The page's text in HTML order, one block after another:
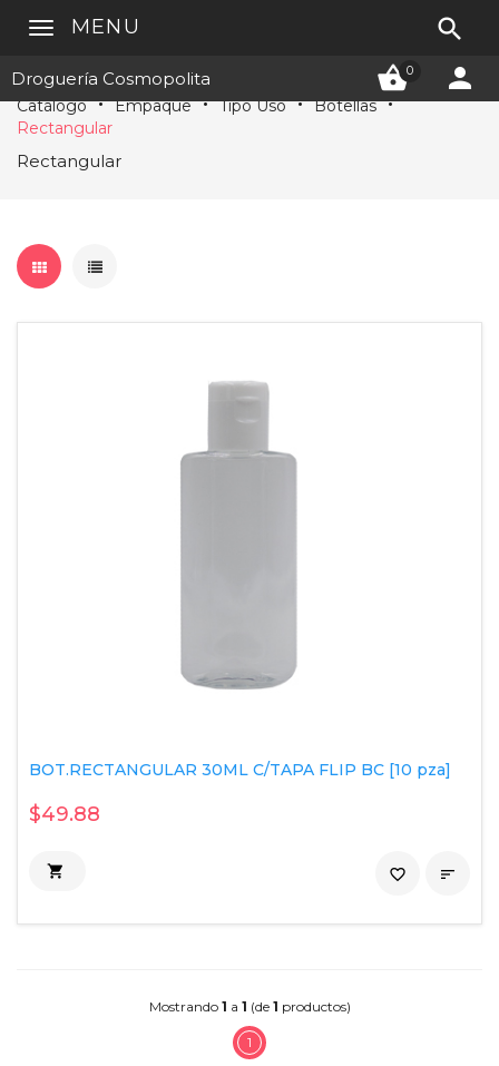
Droguería Cosmopolita 0 
MENU 
Catálogo Empaque Tipo Uso
Botellas
Rectangular
Rectangular
BOT.RECTANGULAR 30ML C/TAPA FLIP BC [10 pza]
$49.88
 
favorite_border
Mostrando 1 a 1 (de 1 productos)
1